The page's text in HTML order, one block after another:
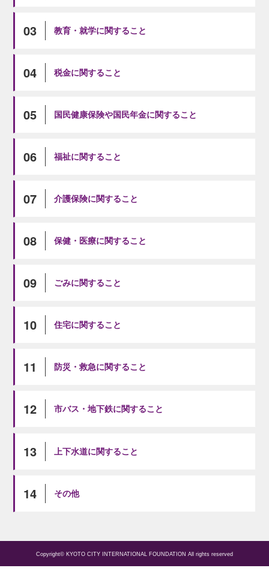
03 教育・就学に関すること
04 税金に関すること
05 国民健康保険や国民年金に関すること
06 福祉に関すること
07 介護保険に関すること
08 保健・医療に関すること
09 ごみに関すること
10 住宅に関すること
11 防災・救急に関すること
12 市バス・地下鉄に関すること
13 上下水道に関すること
14 その他
Copyright© KYOTO CITY INTERNATIONAL FOUNDATION All rights reserved